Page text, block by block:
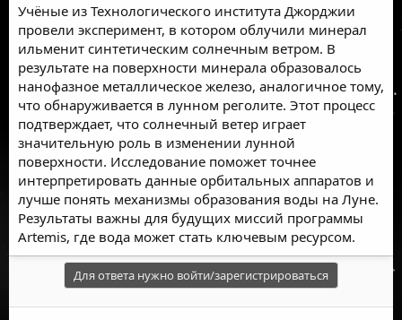
Учёные из Технологического института Джорджии
провели эксперимент, в котором облучили минерал
ильменит синтетическим солнечным ветром. В
результате на поверхности минерала образовалось
нанофазное металлическое железо, аналогичное тому,
что обнаруживается в лунном реголите. Этот процесс
подтверждает, что солнечный ветер играет
значительную роль в изменении лунной
поверхности. Исследование поможет точнее
интерпретировать данные орбитальных аппаратов и
лучше понять механизмы образования воды на Луне.
Результаты важны для будущих миссий программы
Artemis, где вода может стать ключевым ресурсом.
Для ответа нужно войти/зарегистрироваться